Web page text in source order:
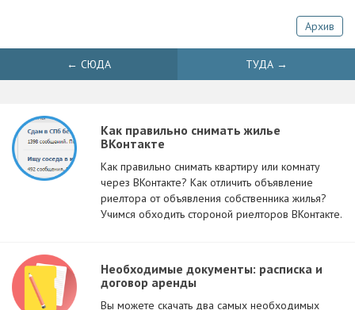
Архив
← СЮДА ТУДА →
Как правильно снимать жилье
ВКонтакте
Как правильно снимать квартиру или комнату
через ВКонтакте? Как отличить объявление
риелтора от объявления собственника жилья?
Учимся обходить стороной риелторов ВКонтакте.
Необходимые документы: расписка и
договор аренды
Вы можете скачать два самых необходимых